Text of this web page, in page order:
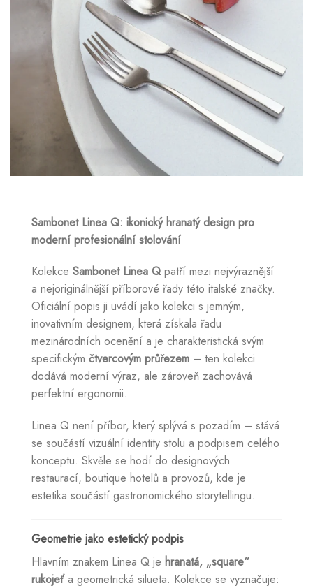
Sambonet Linea Q: ikonický hranatý design pro
moderní profesionální stolování
Kolekce Sambonet Linea Qpatří mezi nejvýraznější
a nejoriginálnější příborové řady této italské značky.
Oficiální popis ji uvádí jako kolekci s jemným,
inovativním designem, která získala řadu
mezinárodních ocenění a je charakteristická svým
specifickým čtvercovým průřezem – ten kolekci
dodává moderní výraz, ale zároveň zachovává
perfektní ergonomii.
Linea Q není příbor, který splývá s pozadím – stává
se součástí vizuální identity stolu a podpisem celého
konceptu. Skvěle se hodí do designových
restaurací, boutique hotelů a provozů, kde je
estetika součástí gastronomického storytellingu.
Geometrie jako estetický podpis
Hlavním znakem Linea Q je hranatá, „square“
rukojeťa geometrická silueta. Kolekce se vyznačuje: